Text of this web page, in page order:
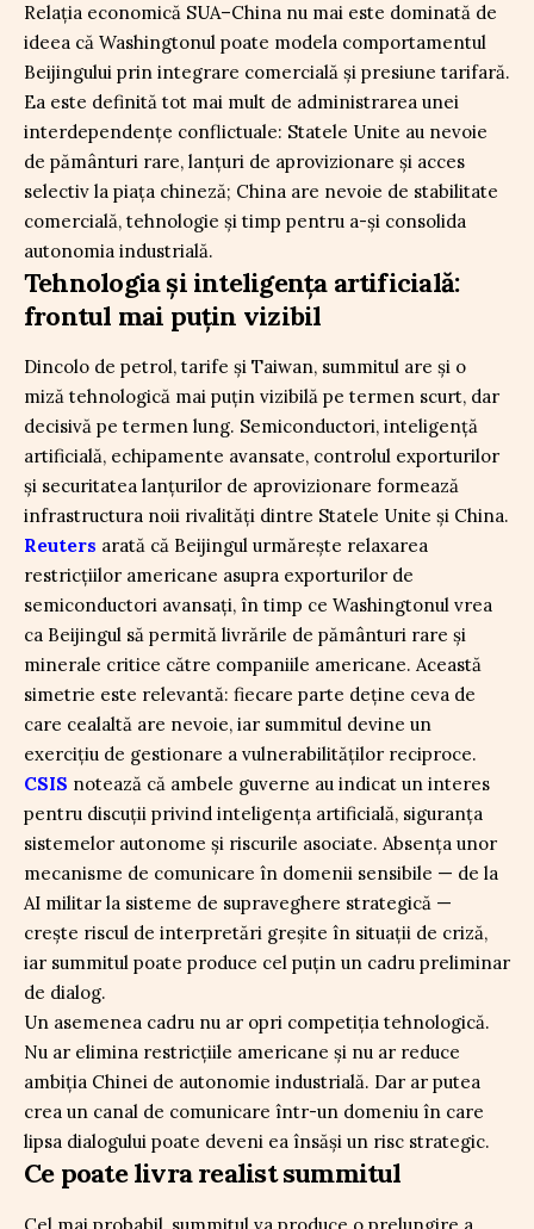
Relația economică SUA–China nu mai este dominată de
ideea că Washingtonul poate modela comportamentul
Beijingului prin integrare comercială și presiune tarifară.
Ea este definită tot mai mult de administrarea unei
interdependențe conflictuale: Statele Unite au nevoie
de pământuri rare, lanțuri de aprovizionare și acces
selectiv la piața chineză; China are nevoie de stabilitate
comercială, tehnologie și timp pentru a-și consolida
autonomia industrială.
Tehnologia și inteligența artificială:
frontul mai puțin vizibil
Dincolo de petrol, tarife și Taiwan, summitul are și o
miză tehnologică mai puțin vizibilă pe termen scurt, dar
decisivă pe termen lung. Semiconductori, inteligență
artificială, echipamente avansate, controlul exporturilor
și securitatea lanțurilor de aprovizionare formează
infrastructura noii rivalități dintre Statele Unite și China.
Reuters arată că Beijingul urmărește relaxarea
restricțiilor americane asupra exporturilor de
semiconductori avansați, în timp ce Washingtonul vrea
ca Beijingul să permită livrările de pământuri rare și
minerale critice către companiile americane. Această
simetrie este relevantă: fiecare parte deține ceva de
care cealaltă are nevoie, iar summitul devine un
exercițiu de gestionare a vulnerabilităților reciproce.
CSIS notează că ambele guverne au indicat un interes
pentru discuții privind inteligența artificială, siguranța
sistemelor autonome și riscurile asociate. Absența unor
mecanisme de comunicare în domenii sensibile — de la
AI militar la sisteme de supraveghere strategică —
crește riscul de interpretări greșite în situații de criză,
iar summitul poate produce cel puțin un cadru preliminar
de dialog.
Un asemenea cadru nu ar opri competiția tehnologică.
Nu ar elimina restricțiile americane și nu ar reduce
ambiția Chinei de autonomie industrială. Dar ar putea
crea un canal de comunicare într-un domeniu în care
lipsa dialogului poate deveni ea însăși un risc strategic.
Ce poate livra realist summitul
Cel mai probabil, summitul va produce o prelungire a